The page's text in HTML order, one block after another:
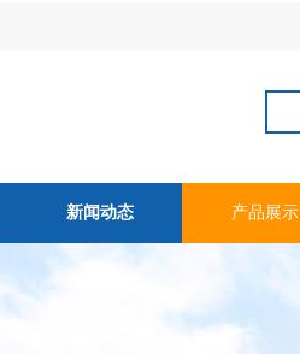
新闻动态 产品展示